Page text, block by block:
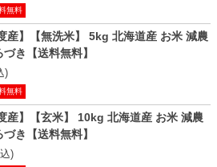
無料
産】【無洗米】 5kg 北海道産 お米 減農
き【送料無料】
)
無料
産】【玄米】 10kg 北海道産 お米 減農
き【送料無料】
)